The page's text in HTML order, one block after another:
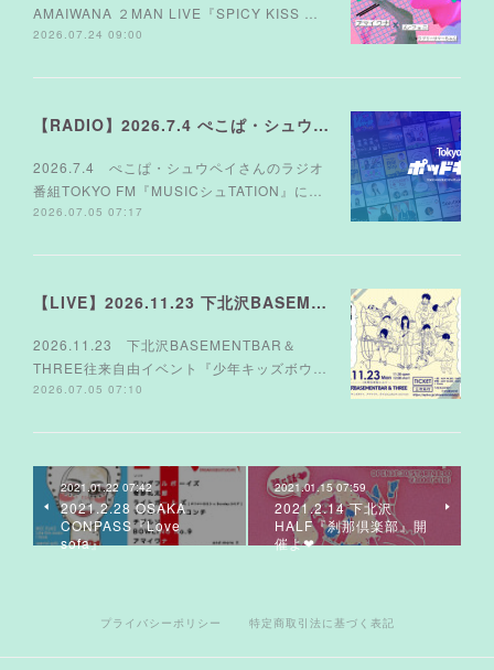
AMAIWANA ２MAN LIVE『SPICY KISS …
2026.07.24 09:00
【RADIO】2026.7.4 ぺこぱ・シュウペイさんのラジオ TOKYO FM『MUSICシュTATION』
2026.7.4 ぺこぱ・シュウペイさんのラジオ
番組TOKYO FM『MUSICシュTATION』に…
2026.07.05 07:17
【LIVE】2026.11.23 下北沢BASEMENTBAR＆THREE
2026.11.23 下北沢BASEMENTBAR＆
THREE往来自由イベント『少年キッズボウ…
2026.07.05 07:10
2021.01.22 07:42
2021.2.28 OSAKA
CONPASS『Love
sofa』
2021.01.15 07:59
2021.2.14 下北沢
HALF『刹那倶楽部』開
催よ❤︎
プライバシーポリシー 特定商取引法に基づく表記